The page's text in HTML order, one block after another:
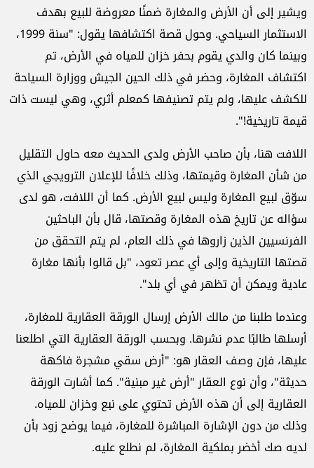
ويشير إلى أن الأرض والمغارة ضمنًا معروضة للبيع بهدف
الاستثمار السياحي. وحول قصة اكتشافها يقول: "سنة 1999،
وبينما كان والدي يقوم بحفر خزان للمياه في الأرض، تم
اكتشاف المغارة، وحضر في ذلك الحين الجيش ووزارة السياحة
للكشف عليها، ولم يتم تصنيفها كمعلم أثري، وهي ليست ذات
قيمة تاريخية!".
اللافت هنا، بأن صاحب الأرض ولدى الحديث معه حاول التقليل
من شأن المغارة وقيمتها، وذلك خلافًا للإعلان الترويجي الذي
سوّق لبيع المغارة وليس لبيع الأرض. كما أن اللافت، هو لدى
سؤاله عن تاريخ هذه المغارة وقصتها، قال بأن الباحثين
الفرنسيين الذين زاروها في ذلك العام، لم يتم التحقق من
قصتها التاريخية وإلى أي عصر تعود، "بل قالوا بأنها مغارة
عادية ويمكن أن تظهر في أي بلد".
وعندما طلبنا من مالك الأرض إرسال الورقة العقارية للمغارة،
أرسلها طالبًا عدم نشرها. وبحسب الورقة العقارية التي اطلعنا
عليها، فإن وصف العقار هو: "أرض سقي مشجرة فاكهة
حديثة"، وأن نوع العقار "أرض غير مبنية". كما أشارت الورقة
العقارية إلى أن هذه الأرض تحتوي على نبع وخزان للمياه.
وذلك من دون الإشارة المباشرة للمغارة، فيما يوضح زود بأن
لديه صك أخضر بملكية المغارة، لم نطلع عليه.